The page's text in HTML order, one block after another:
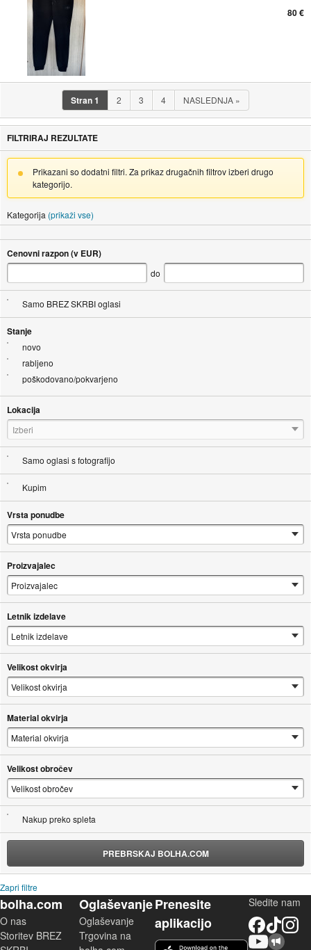
80 €
Stran1 2 3 4 NASLEDNJA »
FILTRIRAJ REZULTATE
Prikazani so dodatni filtri. Za prikaz drugačnih filtrov izberi drugo
kategorijo.
Kategorija (prikaži vse)
Cenovni razpon (v EUR)
do
Samo BREZ SKRBI oglasi
Stanje
novo
rabljeno
poškodovano/pokvarjeno
Lokacija
Izberi
Samo oglasi s fotografijo
Kupim
Vrsta ponudbe
Proizvajalec
Letnik izdelave
Velikost okvirja
Material okvirja
Velikost obročev
Nakup preko spleta
PREBRSKAJ BOLHA.COM
Zapri filtre
bolha.com
O nas
Storitev BREZ
Oglaševanje
Oglaševanje
Trgovina na
Prenesite
aplikacijo
Sledite nam